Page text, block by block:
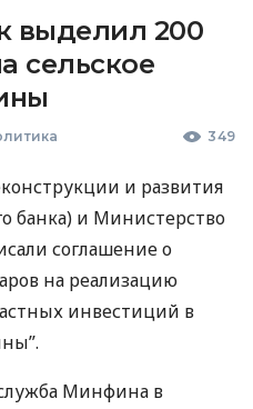
выделил 200
сельское
349
и развития
банка) и Министерство
соглашение о
на реализацию
инвестиций в
Минфина в